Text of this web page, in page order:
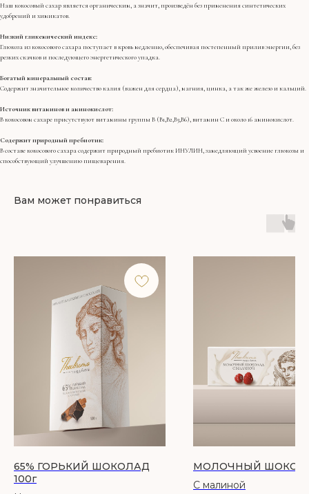
Наш кокосовый сахар является органическим, а значит, произведён без применения синтетических
удобрений и химикатов.
Низкий гликемический индекс:
Глюкоза из кокосового сахара поступает в кровь медленно, обеспечивая постепенный прилив энергии, без
резких скачков и последующего энергетического упадка.
Богатый минеральный состав:
Содержит значительное количество калия (важен для сердца), магния, цинка, а так же железо и кальций.
Источник витаминов и аминокислот:
В кокосовом сахаре присутствуют витамины группы В (В1,В2,В3,В6), витамин С и около 16 аминокислот.
Содержит природный пребиотик:
В составе кокосового сахара содержит природный пребиотик ИНУЛИН, замедляющий усвоение глюкозы и
способствующий улучшению пищеварения.
Вам может понравиться
65% ГОРЬКИЙ ШОКОЛАД
100г
МОЛОЧНЫЙ
С малиной